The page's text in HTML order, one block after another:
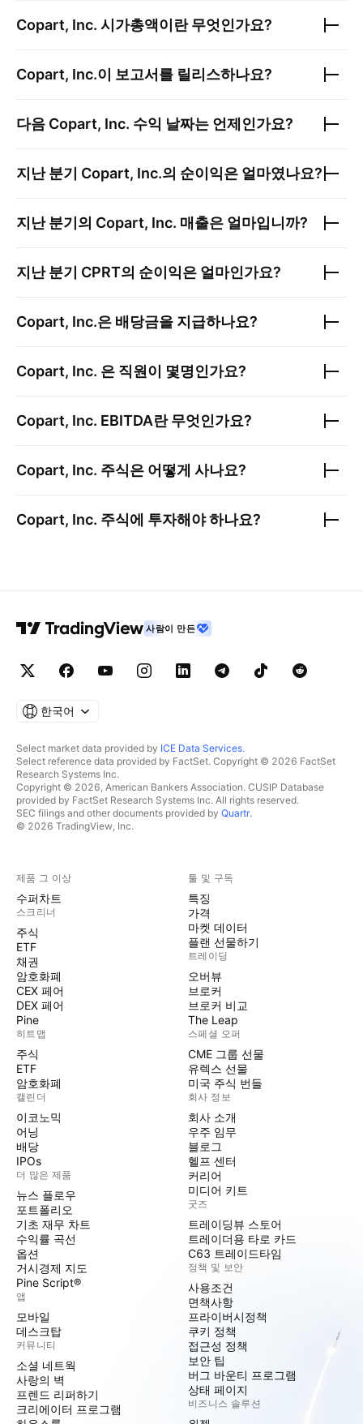
Copart, Inc. 시가총액이란 무엇인가요?
Copart, Inc.이 보고서를 릴리스하나요?
다음 Copart, Inc. 수익 날짜는 언제인가요?
지난 분기 Copart, Inc.의 순이익은 얼마였나요?
지난 분기의 Copart, Inc. 매출은 얼마입니까?
지난 분기 CPRT의 순이익은 얼마인가요?
Copart, Inc.은 배당금을 지급하나요?
Copart, Inc. 은 직원이 몇명인가요?
Copart, Inc. EBITDA란 무엇인가요?
Copart, Inc. 주식은 어떻게 사나요?
Copart, Inc. 주식에 투자해야 하나요?
사람이 만든
한국어
Select market data provided by ICE Data Services.
Select reference data provided by FactSet. Copyright © 2026 FactSet
Research Systems Inc.
Copyright © 2026, American Bankers Association. CUSIP Database
provided by FactSet Research Systems Inc. All rights reserved.
SEC filings and other documents provided by Quartr.
© 2026 TradingView, Inc.
제품 그 이상
수퍼차트
스크리너
주식
ETF
채권
암호화폐
CEX 페어
DEX 페어
Pine
히트맵
주식
ETF
암호화폐
캘린더
이코노믹
어닝
배당
IPOs
더 많은 제품
뉴스 플로우
포트폴리오
기초 재무 차트
수익률 곡선
옵션
거시경제 지도
Pine Script®
앱
모바일
데스크탑
커뮤니티
소셜 네트웍
사랑의 벽
프렌드 리퍼하기
크리에이터 프로그램
툴 및 구독
특징
가격
마켓 데이터
플랜 선물하기
트레이딩
오버뷰
브로커
브로커 비교
The Leap
스페셜 오퍼
CME 그룹 선물
유렉스 선물
미국 주식 번들
회사 정보
회사 소개
우주 임무
블로그
헬프 센터
커리어
미디어 키트
굿즈
트레이딩뷰 스토어
트레이더용 타로 카드
C63 트레이드타임
정책 및 보안
사용조건
면책사항
프라이버시정책
쿠키 정책
접근성 정책
보안 팁
버그 바운티 프로그램
상태 페이지
비즈니스 솔루션